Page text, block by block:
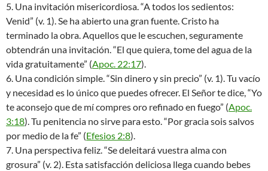
5. Una invitación misericordiosa. “A todos los sedientos:
Venid” (v. 1). Se ha abierto una gran fuente. Cristo ha
terminado la obra. Aquellos que le escuchen, seguramente
obtendrán una invitación. “El que quiera, tome del agua de la
vida gratuitamente” (Apoc. 22:17).
6. Una condición simple. “Sin dinero y sin precio” (v. 1). Tu vacío
y necesidad es lo único que puedes ofrecer. El Señor te dice, “Yo
te aconsejo que de mí compres oro refinado en fuego” (Apoc.
3:18). Tu penitencia no sirve para esto. “Por gracia sois salvos
por medio de la fe” (Efesios 2:8).
7. Una perspectiva feliz. “Se deleitará vuestra alma con
grosura” (v. 2). Esta satisfacción deliciosa llega cuando bebes